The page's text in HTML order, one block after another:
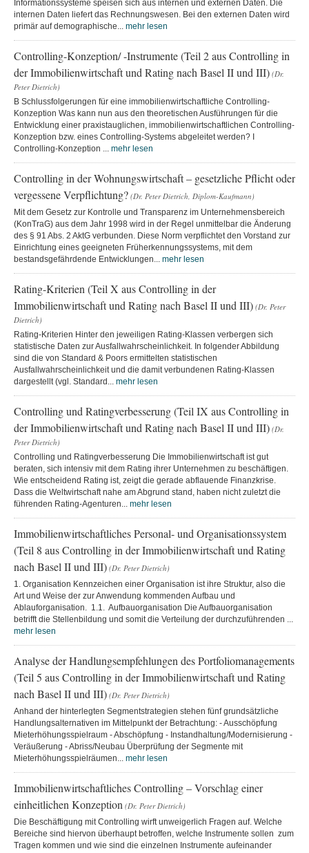
Informationssysteme speisen sich aus internen und externen Daten. Die
internen Daten liefert das Rechnungswesen. Bei den externen Daten wird
primär auf demographische... mehr lesen
Controlling-Konzeption/ -Instrumente (Teil 2 aus Controlling in
der Immobilienwirtschaft und Rating nach Basel II und III) (Dr.
Peter Dietrich)
B Schlussfolgerungen für eine immobilienwirtschaftliche Controlling-
Konzeption Was kann nun aus den theoretischen Ausführungen für die
Entwicklung einer praxistauglichen, immobilienwirtschaftlichen Controlling-
Konzeption bzw. eines Controlling-Systems abgeleitet werden? I
Controlling-Konzeption ... mehr lesen
Controlling in der Wohnungswirtschaft – gesetzliche Pflicht oder
vergessene Verpflichtung? (Dr. Peter Dietrich, Diplom-Kaufmann)
Mit dem Gesetz zur Kontrolle und Transparenz im Unternehmensbereich
(KonTraG) aus dem Jahr 1998 wird in der Regel unmittelbar die Änderung
des § 91 Abs. 2 AktG verbunden. Diese Norm verpflichtet den Vorstand zur
Einrichtung eines geeigneten Früherkennungssystems, mit dem
bestandsgefährdende Entwicklungen... mehr lesen
Rating-Kriterien (Teil X aus Controlling in der
Immobilienwirtschaft und Rating nach Basel II und III) (Dr. Peter
Dietrich)
Rating-Kriterien Hinter den jeweiligen Rating-Klassen verbergen sich
statistische Daten zur Ausfallwahrscheinlichkeit. In folgender Abbildung
sind die von Standard & Poors ermittelten statistischen
Ausfallwahrscheinlichkeit und die damit verbundenen Rating-Klassen
dargestellt (vgl. Standard... mehr lesen
Controlling und Ratingverbesserung (Teil IX aus Controlling in
der Immobilienwirtschaft und Rating nach Basel II und III) (Dr.
Peter Dietrich)
Controlling und Ratingverbesserung Die Immobilienwirtschaft ist gut
beraten, sich intensiv mit dem Rating ihrer Unternehmen zu beschäftigen.
Wie entscheidend Rating ist, zeigt die gerade abflauende Finanzkrise.
Dass die Weltwirtschaft nahe am Abgrund stand, haben nicht zuletzt die
führenden Rating-Agenturen... mehr lesen
Immobilienwirtschaftliches Personal- und Organisationssystem
(Teil 8 aus Controlling in der Immobilienwirtschaft und Rating
nach Basel II und III) (Dr. Peter Dietrich)
1. Organisation Kennzeichen einer Organisation ist ihre Struktur, also die
Art und Weise der zur Anwendung kommenden Aufbau und
Ablauforganisation. 1.1. Aufbauorganisation Die Aufbauorganisation
betrifft die Stellenbildung und somit die Verteilung der durchzuführenden ...
mehr lesen
Analyse der Handlungsempfehlungen des Portfoliomanagements
(Teil 5 aus Controlling in der Immobilienwirtschaft und Rating
nach Basel II und III) (Dr. Peter Dietrich)
Anhand der hinterlegten Segmentstrategien stehen fünf grundsätzliche
Handlungsalternativen im Mittelpunkt der Betrachtung: - Ausschöpfung
Mieterhöhungsspielraum - Abschöpfung - Instandhaltung/Modernisierung -
Veräußerung - Abriss/Neubau Überprüfung der Segmente mit
Mieterhöhungsspielräumen... mehr lesen
Immobilienwirtschaftliches Controlling – Vorschlag einer
einheitlichen Konzeption (Dr. Peter Dietrich)
Die Beschäftigung mit Controlling wirft unweigerlich Fragen auf. Welche
Bereiche sind hiervon überhaupt betroffen, welche Instrumente sollen zum
Tragen kommen und wie sind die einzelnen Instrumente aufeinander